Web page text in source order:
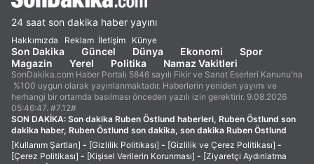
24 saat son dakika haber yayını
Hakkımızda Reklam İletişim Künye
Son Dakika Güncel Dünya Ekonomi
Spor
Magazin
Yerel Politika Namaz Vakitleri
SonDakika.com Haber Portalı 5846 sayılı Fikir ve Sanat Eserleri Kanunu'na
%100 uygun olarak yayınlanmaktadır. Haberlerin yeniden yayımı ve
herhangi bir ortamda basılması önceden yazılı izin gerektirir. 9.08.2026
05:46:47. #7.12#
SON DAKİKA: Son dakika Ruben Östlund haberleri, Ruben Östlund son
dakika haber, Ruben Östlund son dakika, son dakika Ruben Östlund
[Kullanım Şartları] - [Gizlilik Politikası] - [Gizlilik ve Çerez Politikası] -
[Çerez Politikası] - [Kişisel Verilerin Korunması] - [Ziyaretçi Aydınlatma